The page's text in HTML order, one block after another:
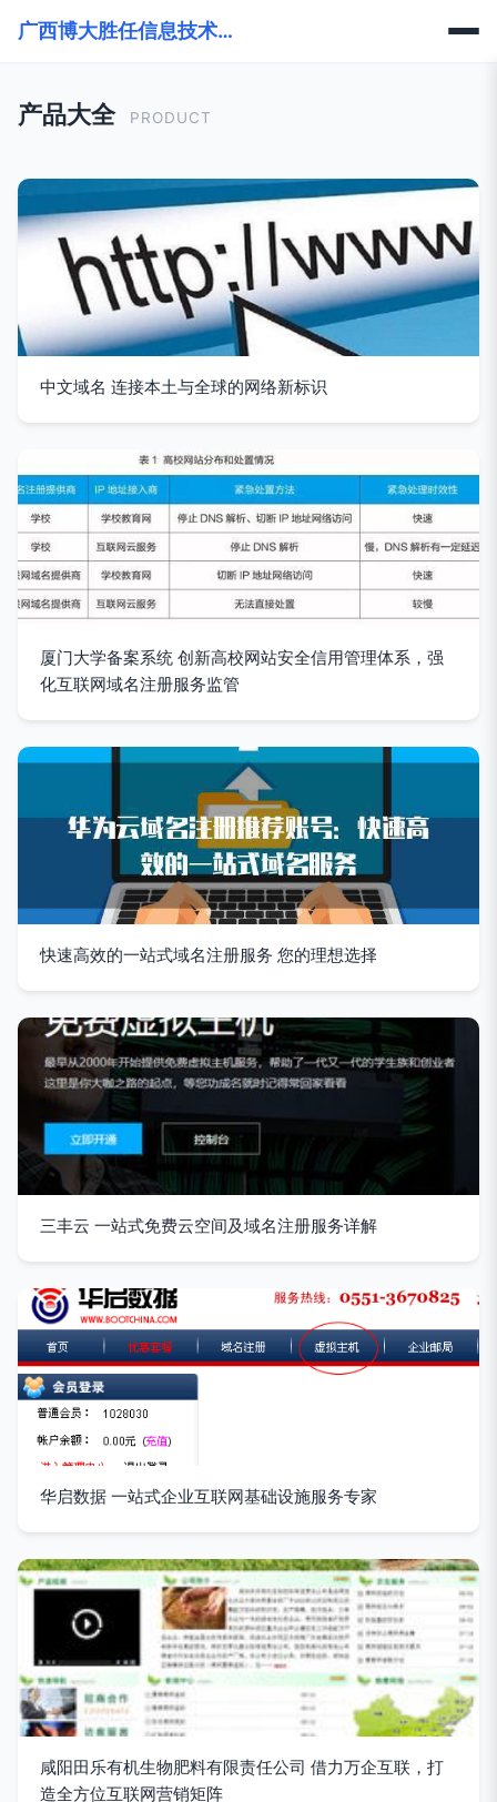
广西博大胜任信息技术有限公司
产品大全 PRODUCT
中文域名 连接本土与全球的网络新标识
厦门大学备案系统 创新高校网站安全信用管理体系，强
化互联网域名注册服务监管
快速高效的一站式域名注册服务 您的理想选择
三丰云 一站式免费云空间及域名注册服务详解
华启数据 一站式企业互联网基础设施服务专家
咸阳田乐有机生物肥料有限责任公司 借力万企互联，打
造全方位互联网营销矩阵